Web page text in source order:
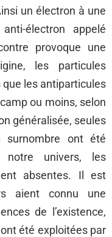
un électron à une
électron appelé
provoque une
les particules
les antiparticules
ou moins, selon
généralisée, seules
surnombre ont été
notre univers, les
absentes. Il est
aient connu une
de l’existence,
été exploitées par